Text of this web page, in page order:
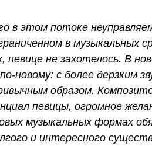
в этом потоке
в музыкальных
певице не захотелось. В
новому: с более дерзким
образом.
певицы, огромное
музыкальных формах
и интересного